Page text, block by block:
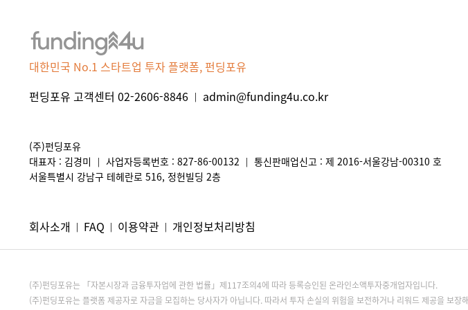
대한민국 No.1 스타트업 투자 플랫폼, 펀딩포유
펀딩포유 고객센터 02-2606-8846 | admin@funding4u.co.kr
(주)펀딩포유
대표자 : 김경미
| 사업자등록번호 : 827-86-00132 | 통신판매업신고 : 제 2016-서울강남-00310 호
서울특별시 강남구 테헤란로 516, 정헌빌딩 2층
회사소개 | FAQ | 이용약관 | 개인정보처리방침
(주)펀딩포유는 「자본시장과 금융투자업에 관한 법률」제117조의4에 따라 등록승인된 온라인소액투자중개업자입니다.
(주)펀딩포유는 플랫폼 제공자로 자금을 모집하는 당사자가 아닙니다. 따라서 투자 손실의 위험을 보전하거나 리워드 제공을 보